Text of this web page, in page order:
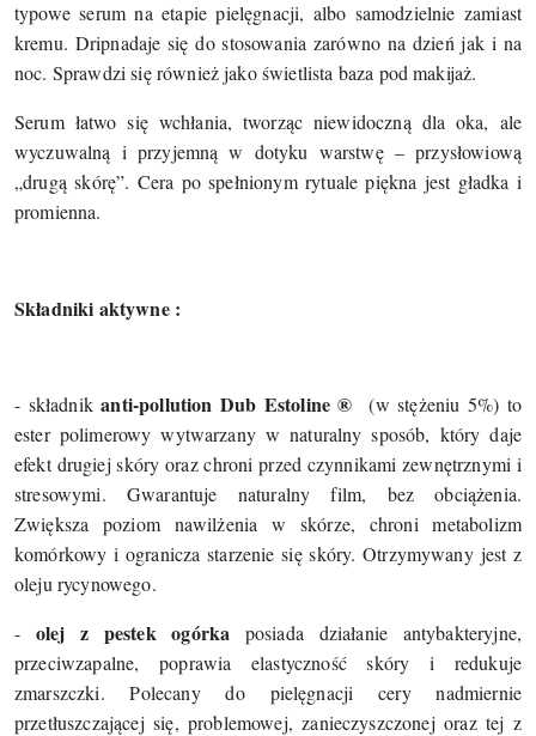
typowe serum na etapie pielęgnacji, albo samodzielnie zamiast
kremu. Dripnadaje się do stosowania zarówno na dzień jak i na
noc. Sprawdzi się również jako świetlista baza pod makijaż.
Serum łatwo się wchłania, tworząc niewidoczną dla oka, ale
wyczuwalną i przyjemną w dotyku warstwę – przysłowiową
„drugą skórę”. Cera po spełnionym rytuale piękna jest gładka i
promienna.
Składniki aktywne :
- składnikanti-pollution Dub Estoline ®
(w stężeniu 5%) to
ester polimerowy wytwarzany w naturalny sposób, który daje
efekt drugiej skóry oraz chroni przed czynnikami zewnętrznymi i
stresowymi. Gwarantuje naturalny film, bez obciążenia.
Zwiększa poziom nawilżenia w skórze, chroni metabolizm
komórkowy i ogranicza starzenie się skóry. Otrzymywany jest z
oleju rycynowego.
- olej z pestek ogórka posiada działanie antybakteryjne,
przeciwzapalne, poprawia elastyczność skóry i redukuje
zmarszczki. Polecany do pielęgnacji cery nadmiernie
przetłuszczającej się, problemowej, zanieczyszczonej oraz tej z